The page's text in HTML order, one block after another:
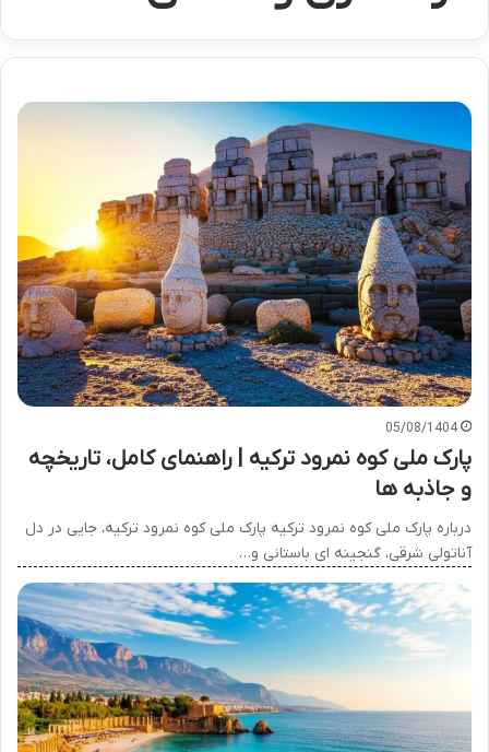
05/08/1404
پارک ملی کوه نمرود ترکیه | راهنمای کامل، تاریخچه
و جاذبه ها
درباره پارک ملی کوه نمرود ترکیه پارک ملی کوه نمرود ترکیه، جایی در دل
آناتولی شرقی، گنجینه ای باستانی و…